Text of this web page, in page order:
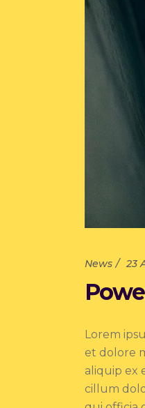
News 23
Lorem
et dolore
aliquip ex
cillum